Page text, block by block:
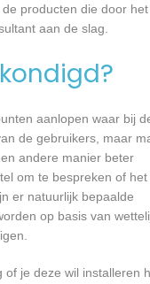
producten die door het
aan de slag.
aanlopen waar bij
de gebruikers, maar
andere manier beter
om te bespreken of het
er natuurlijk bepaalde
op basis van
je deze wil installeren